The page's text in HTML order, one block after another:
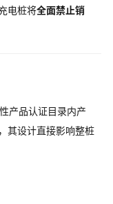
电桩将全面禁止销
产品认证目录内产
其设计直接影响整桩